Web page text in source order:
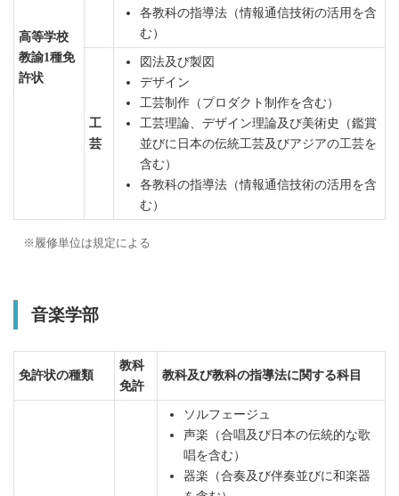
高等学校
教諭1種免
許状
各教科の指導法（情報通信技術の活用を含
む）
工
芸
図法及び製図
デザイン
工芸制作（プロダクト制作を含む）
工芸理論、デザイン理論及び美術史（鑑賞
並びに日本の伝統工芸及びアジアの工芸を
含む）
各教科の指導法（情報通信技術の活用を含
む）
履修単位は規定による
音楽学部
免許状の種類
教科
免許
教科及び教科の指導法に関する科目
ソルフェージュ
声楽（合唱及び日本の伝統的な歌
唱を含む）
器楽（合奏及び伴奏並びに和楽器